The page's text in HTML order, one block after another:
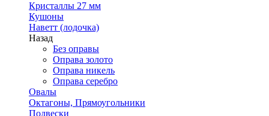
Кристаллы 27 мм
Кушоны
Наветт (лодочка)
Назад
Без оправы
Оправа золото
Оправа никель
Оправа серебро
Овалы
Октагоны, Прямоугольники
Подвески